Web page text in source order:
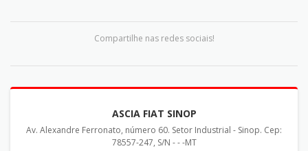
Compartilhe nas redes sociais!
ASCIA FIAT SINOP
Av. Alexandre Ferronato, número 60. Setor Industrial - Sinop. Cep:
78557-247, S/N - - -MT